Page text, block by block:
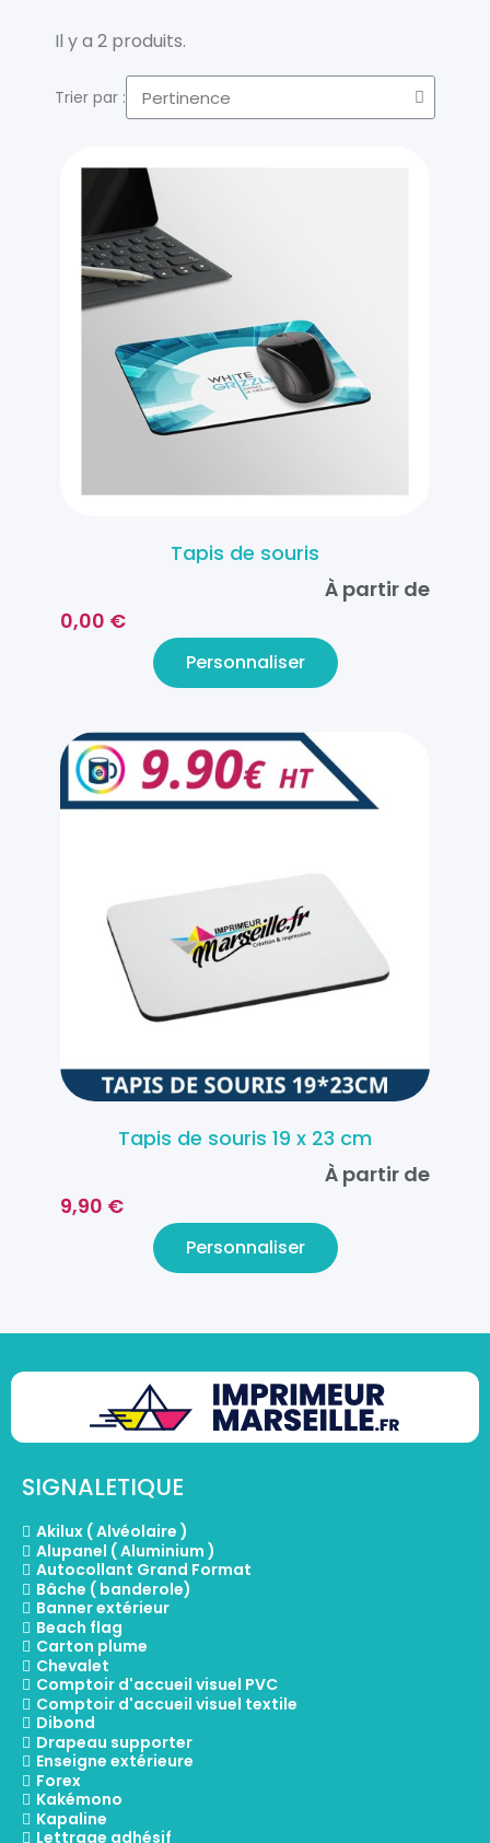
Il y a 2 produits.
Trier par :
Tapis de souris
À partir de
0,00 €
Personnaliser
Tapis de souris 19 x 23 cm
À partir de
9,90 €
Personnaliser
SIGNALETIQUE
Akilux ( Alvéolaire )
Alupanel ( Aluminium )
Autocollant Grand Format
Bâche ( banderole)
Banner extérieur
Beach flag
Carton plume
Chevalet
Comptoir d'accueil visuel PVC
Comptoir d'accueil visuel textile
Dibond
Drapeau supporter
Enseigne extérieure
Forex
Kakémono
Kapaline
Lettrage adhésif